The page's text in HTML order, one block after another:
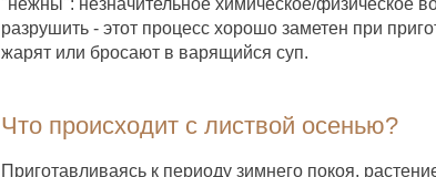
"нежны": незначительное химическое/физическое
разрушить - этот процесс хорошо заметен при
жарят или бросают в варящийся суп.
Что происходит с листвой осенью?
Приготавливаясь к периоду зимнего покоя,